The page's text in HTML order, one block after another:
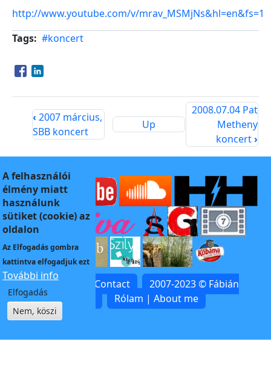
http://www.youtube.com/v/mrav_MSMjNs&hl=en&fs=1
Tags #koncert
Opens in a new window
Opens in a new window
‹ 2007 március,
SBB koncert
Up
2008.07.04 Pat
Metheny
koncert›
Kapcsolat | Contact
2007-2023 © Fábián
Rólam | About me
A felhasználói
élmény miatt
használunk
sütiket (cookie) az
oldalon
Az Elfogadásgombra
kattintva elfogadjuk ezt
További info
Elfogadás
Nem, köszi